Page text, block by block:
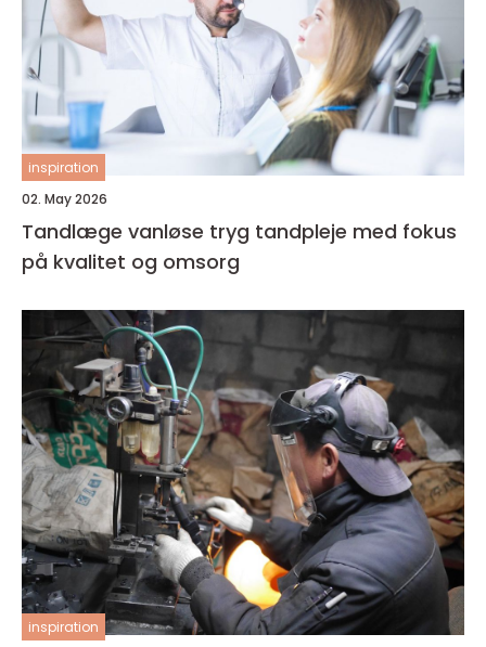
inspiration
02. May 2026
Tandlæge vanløse tryg tandpleje med fokus
på kvalitet og omsorg
inspiration